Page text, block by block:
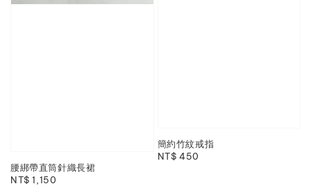
腰綁帶直筒針織長裙
Regular
NT$ 1,150
簡約竹紋戒指
Regular
NT$ 450